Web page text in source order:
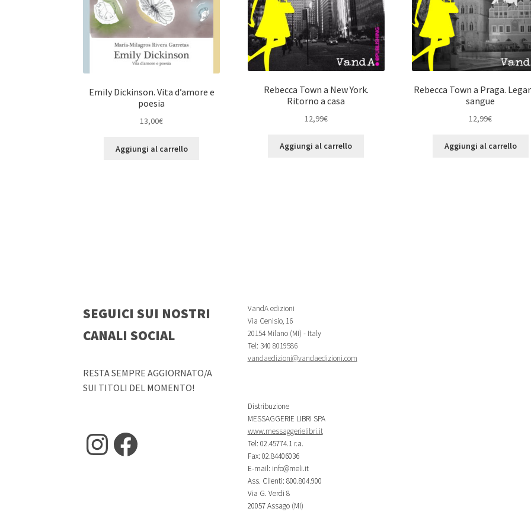
Emily Dickinson. Vita d’amore e
poesia
13,00€
Aggiungi al carrello
Rebecca Town a New York.
Ritorno a casa
12,99€
Aggiungi al carrello
Rebecca Town a Praga.
sangue
12,99€
Aggiungi al carrello
SEGUICI SUI NOSTRI
CANALI SOCIAL
RESTA SEMPRE AGGIORNATO/A
SUI TITOLI DEL MOMENTO!
Instagram
Facebook
VandA edizioni
Via Cenisio, 16
20154 Milano (MI) - Italy
Tel: 340 8019586
vandaedizioni@vandaedizioni.com
Distribuzione
MESSAGGERIE LIBRI SPA
www.messaggerielibri.it
Tel: 02.45774.1 r.a.
Fax: 02.84406036
E-mail: info@meli.it
Ass. Clienti: 800.804.900
Via G. Verdi 8
20057 Assago (MI)